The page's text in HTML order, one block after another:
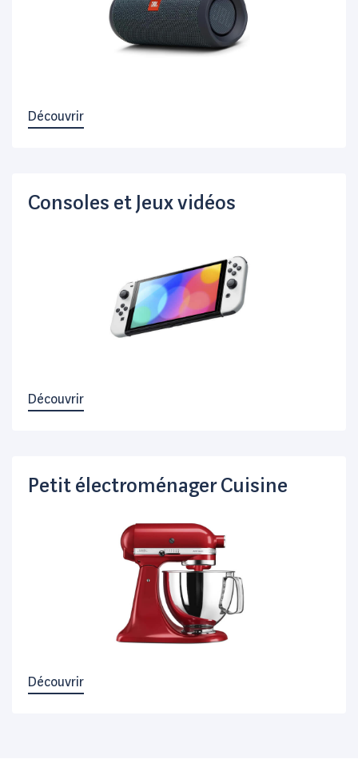
Découvrir
Consoles et Jeux vidéos
Découvrir
Petit électroménager Cuisine
Découvrir